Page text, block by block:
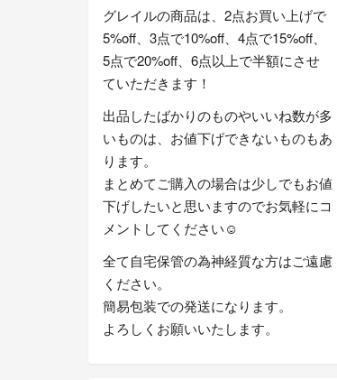
グレイルの商品は、2点お買い上げで
5%off、3点で10%off、4点で15%off、
5点で20%off、6点以上で半額にさせ
ていただきます！
出品したばかりのものやいいね数が多
いものは、お値下げできないものもあ
ります。
まとめてご購入の場合は少しでもお値
下げしたいと思いますのでお気軽にコ
メントしてください☺️
全て自宅保管の為神経質な方はご遠慮
ください。
簡易包装での発送になります。
よろしくお願いいたします。